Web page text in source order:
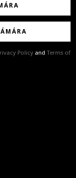
Policy and Terms of